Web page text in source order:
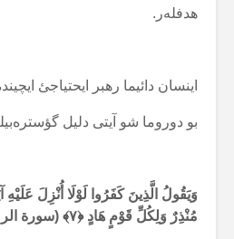
هدفلەر.
اینسان دائیما رهبر ایحتیاجئ
بو دوروما شو آیتی دلیل
وَيَقُولُ الَّذِينَ كَفَرُوا لَوْلَا أُنْزِلَ عَلَيْهِ
مُنْذِرٌ وَلِكُلِّ قَوْمٍ هَادٍ ﴿۷﴾ (سورة الرعد)